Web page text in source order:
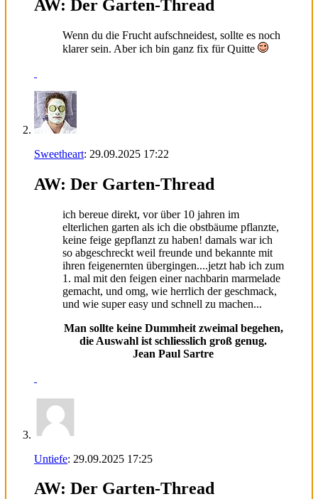
AW: Der Garten-Thread
Wenn du die Frucht aufschneidest, sollte es noch
klarer sein. Aber ich bin ganz fix für Quitte
Sweetheart: 29.09.2025 17:22
AW: Der Garten-Thread
ich bereue direkt, vor über 10 jahren im
elterlichen garten als ich die obstbäume pflanzte,
keine feige gepflanzt zu haben! damals war ich
so abgeschreckt weil freunde und bekannte mit
ihren feigenernten übergingen....jetzt hab ich zum
1. mal mit den feigen einer nachbarin marmelade
gemacht, und omg, wie herrlich der geschmack,
und wie super easy und schnell zu machen...
Man sollte keine Dummheit zweimal begehen,
die Auswahl ist schliesslich groß genug.
Jean Paul Sartre
Untiefe: 29.09.2025 17:25
AW: Der Garten-Thread